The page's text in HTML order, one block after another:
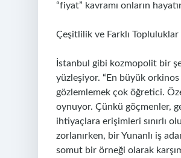
“fiyat” kavramı onların
Çeşitlilik ve Farklı Topluluklar
İstanbul gibi kozmopolit bir
yüzleşiyor. “En büyük orkinos
gözlemlemek çok öğretici.
oynuyor. Çünkü göçmenler,
ihtiyaçlara erişimleri sınırlı
zorlanırken, bir Yunanlı iş
somut bir örneği olarak